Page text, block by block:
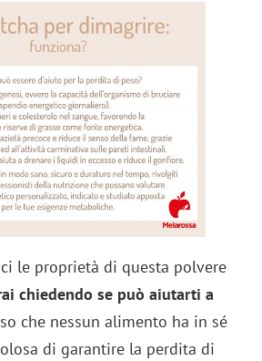
le proprietà di questa polvere
chiedendo se può aiutarti a
che nessun alimento ha in sé
di garantire la perdita di